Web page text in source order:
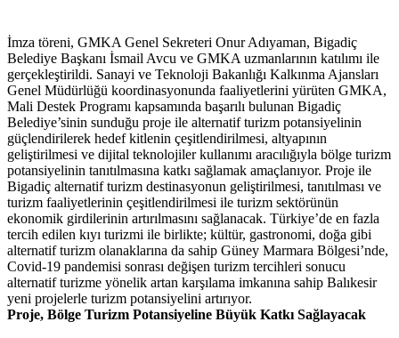
İmza töreni, GMKA Genel Sekreteri Onur Adıyaman, Bigadiç
Belediye Başkanı İsmail Avcu ve GMKA uzmanlarının katılımı ile
gerçekleştirildi. Sanayi ve Teknoloji Bakanlığı Kalkınma Ajansları
Genel Müdürlüğü koordinasyonunda faaliyetlerini yürüten GMKA,
Mali Destek Programı kapsamında başarılı bulunan Bigadiç
Belediye’sinin sunduğu proje ile alternatif turizm potansiyelinin
güçlendirilerek hedef kitlenin çeşitlendirilmesi, altyapının
geliştirilmesi ve dijital teknolojiler kullanımı aracılığıyla bölge turizm
potansiyelinin tanıtılmasına katkı sağlamak amaçlanıyor. Proje ile
Bigadiç alternatif turizm destinasyonun geliştirilmesi, tanıtılması ve
turizm faaliyetlerinin çeşitlendirilmesi ile turizm sektörünün
ekonomik girdilerinin artırılmasını sağlanacak. Türkiye’de en fazla
tercih edilen kıyı turizmi ile birlikte; kültür, gastronomi, doğa gibi
alternatif turizm olanaklarına da sahip Güney Marmara Bölgesi’nde,
Covid-19 pandemisi sonrası değişen turizm tercihleri sonucu
alternatif turizme yönelik artan karşılama imkanına sahip Balıkesir
yeni projelerle turizm potansiyelini artırıyor.
Proje, Bölge Turizm Potansiyeline Büyük Katkı Sağlayacak